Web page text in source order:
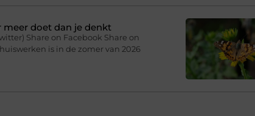
doet dan je denkt
Share on Facebook Share on
is in de zomer van 2026